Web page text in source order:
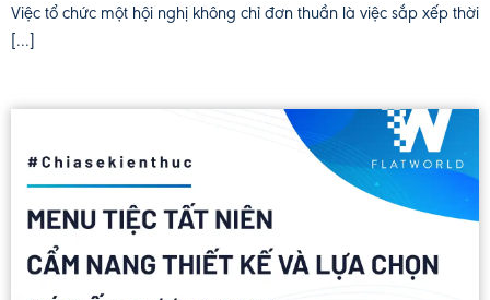
Việc tổ chức một hội nghị không chỉ đơn thuần là việc sắp xếp thời
[...]